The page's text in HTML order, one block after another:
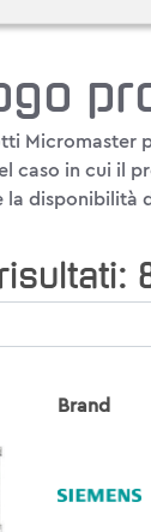
Micromaster
caso in cui il
la disponibilità
Brand